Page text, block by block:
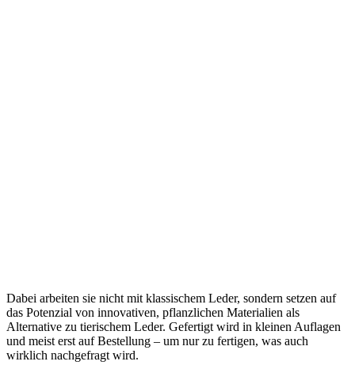
Dabei arbeiten sie nicht mit klassischem Leder, sondern setzen auf
das Potenzial von innovativen, pflanzlichen Materialien als
Alternative zu tierischem Leder. Gefertigt wird in kleinen Auflagen
und meist erst auf Bestellung – um nur zu fertigen, was auch
wirklich nachgefragt wird.